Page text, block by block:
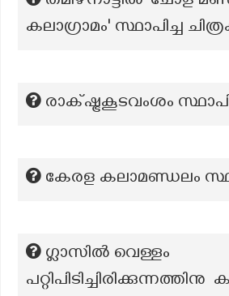
കലാഗ്രാമം' സ്ഥാപിച്ച
രാക്ഷ്ട്രകൂടവംശം
കേരള കലാമണ്ഡലം
ഗ്ലാസിൽ വെള്ളം